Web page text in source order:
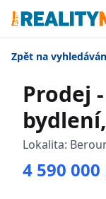
Zpět na
Prodej
Lokalita:
4 590 000